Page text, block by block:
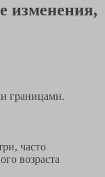
изменения,
границами.
часто
возраста